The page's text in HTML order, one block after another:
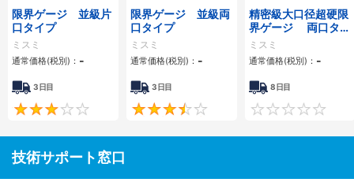
限界ゲージ 並級片
口タイプ
ミスミ
通常価格(税別)： -
3日目
3
限界ゲージ 並級両
口タイプ
ミスミ
通常価格(税別)： -
3日目
3.5
精密級大口径超硬限
界ゲージ 両口タイ
プ
ミスミ
通常価格(税別)： -
8日目
技術サポート窓口